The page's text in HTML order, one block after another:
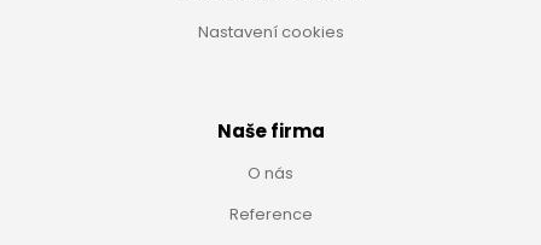
Nastavení cookies
Naše firma
O nás
Reference